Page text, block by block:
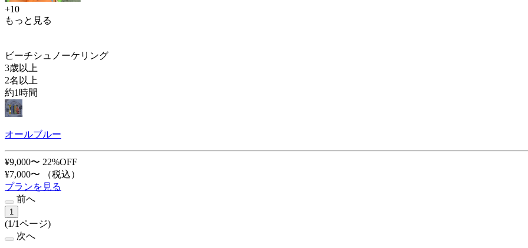
+10
もっと見る
ビーチシュノーケリング
3歳以上
2名以上
約1時間
オールブルー
¥9,000〜 22%OFF
¥7,000〜
（税込）
プランを見る
前へ
1
(1/1ページ)
次へ